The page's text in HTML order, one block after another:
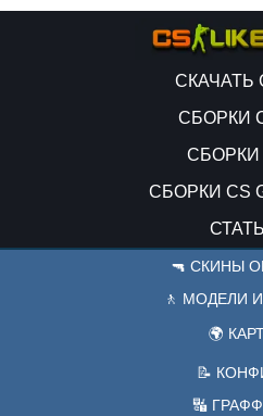
СКАЧАТЬ
СБОРКИ
СБОРКИ
СБОРКИ CS
🔫 СКИНЫ
🚶 МОДЕЛИ
🌍
📝
🔣